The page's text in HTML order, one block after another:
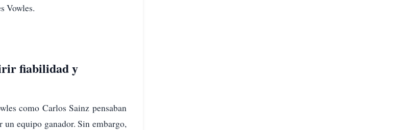
Vowles.
fiabilidad y
como Carlos Sainz pensaban
equipo ganador. Sin embargo,